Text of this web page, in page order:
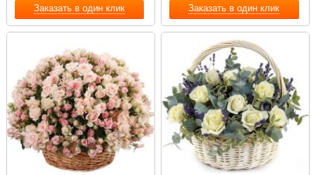
Заказать в один клик Заказать в один клик